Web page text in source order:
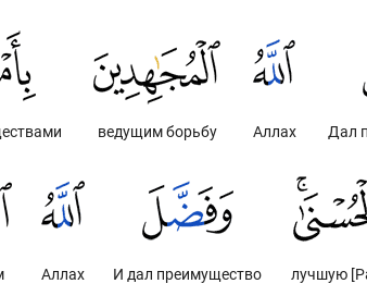
Дал
Аллах
ведущим борьбу
лучшую
И дал преимущество
Аллах